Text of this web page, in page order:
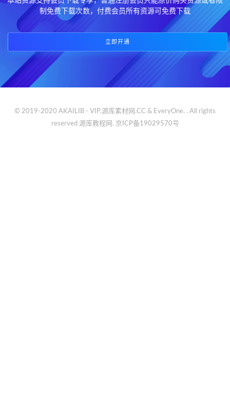
制免费下载次数，付费会员所有资源可免费下载
立即开通
© 2019-2020 AKAILIB - VIP.源库素材网.CC & EveryOne. . All rights
reserved 源库教程网. 京ICP备19029570号